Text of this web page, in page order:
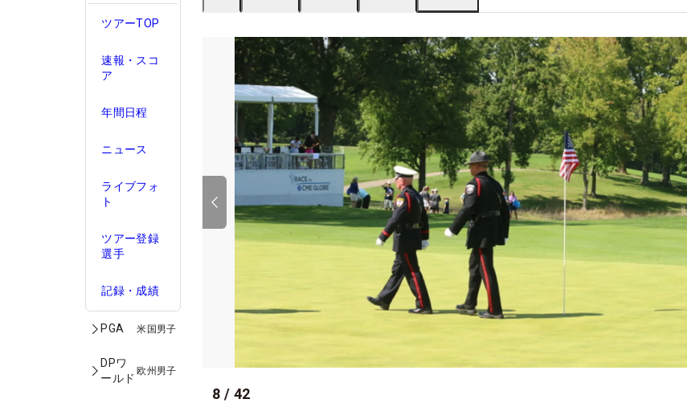
ツアーTOP
速報・スコ
ア
年間日程
ニュース
ライブフォ
ト
ツアー登録
選手
記録・成績
PGA 米国男子
DPワ
ールド
欧州男子
8 / 42